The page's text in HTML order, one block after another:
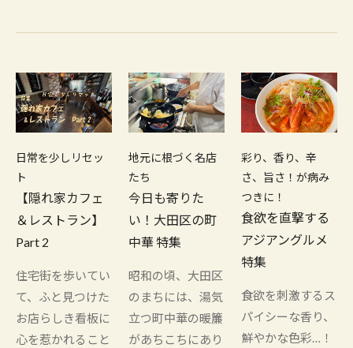
日常を少しリセッ
ト
【隠れ家カフェ
＆レストラン】
Part 2
住宅街を歩いてい
て、ふと見つけた
お店らしき看板に
心を惹かれること
地元に根づく名店
たち
今日も寄りた
い！大田区の町
中華 特集
昭和の頃、大田区
のまちには、湯気
立つ町中華の暖簾
があちこちにあり
彩り、香り、辛
さ、旨さ！が病み
つきに！
食欲を直撃する
アジアングルメ
特集
食欲を刺激するス
パイシーな香り、
鮮やかな色彩…！